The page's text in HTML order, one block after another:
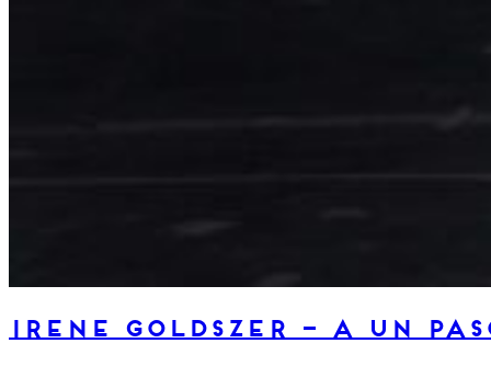
Irene Goldszer – A un